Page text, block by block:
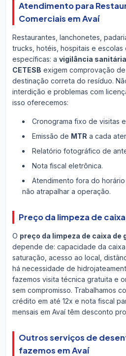
Atendimento para
Comerciais em Avaí
Restaurantes, lanchonetes,
trucks, hotéis, hospitais e escolas
específicas: a vigilância sanitária
CETESB exigem comprovação
destinação correta do resíduo.
interdição e problemas com
isso oferecemos:
Cronograma fixo de visitas
Emissão de MTR a cada
Relatório fotográfico de
Nota fiscal eletrônica.
Atendimento fora do
não atrapalhar a operação.
Preço da limpeza de
O preço da limpeza de caixa de
depende de: capacidade da
saturação, acesso ao local,
há necessidade de
fazemos visita técnica gratuita e
sem compromisso. Trabalhamos
crédito em até 12x e nota fiscal
mensais em Avaí têm desconto
Outros serviços de
fazemos em Avaí